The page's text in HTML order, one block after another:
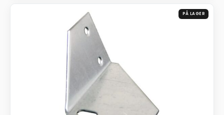
PÅ LAGER